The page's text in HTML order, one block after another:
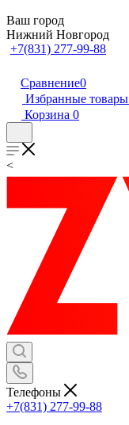
Ваш город
Нижний Новгород
+7(831) 277-99-88
Сравнение0
Избранные товары
Корзина 0
<
Телефоны
+7(831) 277-99-88